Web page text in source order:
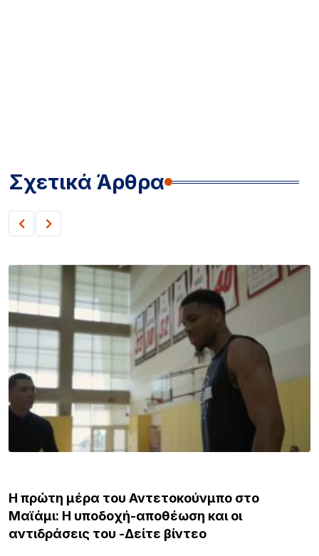
Σχετικά Άρθρα
Η πρώτη μέρα του Αντετοκούνμπο στο
Μαϊάμι: Η υποδοχή-αποθέωση και οι
αντιδράσεις του -Δείτε βίντεο